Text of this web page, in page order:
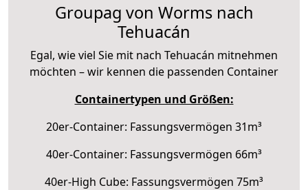
Groupag von Worms nach
Tehuacán
Egal, wie viel Sie mit nach Tehuacán mitnehmen
möchten – wir kennen die passenden Container
Containertypen und Größen:
20er-Container: Fassungsvermögen 31m³
40er-Container: Fassungsvermögen 66m³
40er-High Cube: Fassungsvermögen 75m³